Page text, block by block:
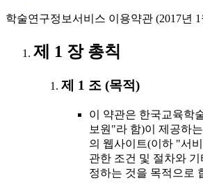
학술연구정보서비스 이용약관 (2017년
제 1 장 총칙
제 1 조 (목적)
이 약관은 한국교육학
보원"라 함)이 제공하
의 웹사이트(이하 "서
관한 조건 및 절차와
정하는 것을 목적으로